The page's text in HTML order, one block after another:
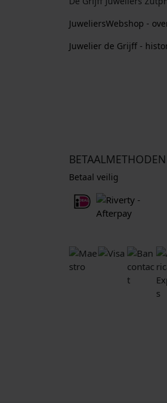
JuweliersWebshop -
Juwelier de Grijff -
BETAALMETHODEN
Betaal veilig